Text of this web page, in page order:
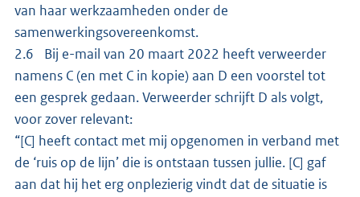
van haar werkzaamheden onder de
samenwerkingsovereenkomst.
2.6 Bij e-mail van 20 maart 2022 heeft verweerder
namens C (en met C in kopie) aan D een voorstel tot
een gesprek gedaan. Verweerder schrijft D als volgt,
voor zover relevant:
“[C] heeft contact met mij opgenomen in verband met
de ‘ruis op de lijn’ die is ontstaan tussen jullie. [C] gaf
aan dat hij het erg onplezierig vindt dat de situatie is